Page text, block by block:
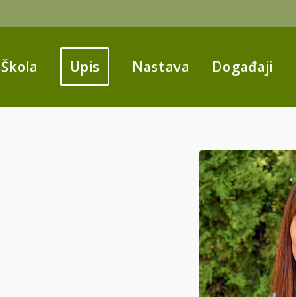
Škola Upis Nastava Događaji